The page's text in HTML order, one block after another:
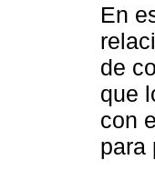
En
de
que
con
para